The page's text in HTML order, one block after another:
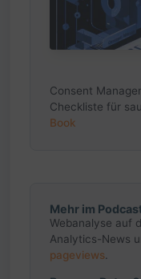
Consent
Checkliste für
Book
Mehr im
Webanalyse auf
Analytics-News
pageviews